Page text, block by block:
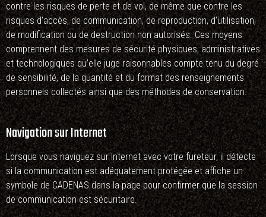
contre les risques de perte et de vol, de même que contre les
risques d’accès, de communication, de reproduction, d’utilisation,
de modification ou de destruction non autorisés. Ces moyens
comprennent des mesures de sécurité physiques, administratives
et technologiques qu’elle juge raisonnables compte tenu du degré
de sensibilité, de la quantité et du format des renseignements
personnels collectés ainsi que des méthodes de conservation.
Navigation sur Internet
Lorsque vous naviguez sur Internet avec votre fureteur, il détecte
si la communication est adéquatement protégée et affiche un
symbole de CADENAS dans la page pour confirmer que la session
de communication est sécuritaire.